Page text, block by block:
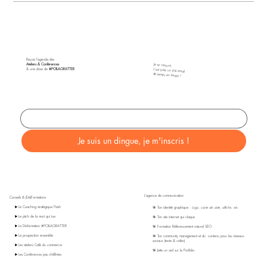
Je suis un dingue, je m'inscris !
Reçois l'agenda des
Ateliers & Conférences
& une dose de#POILAGRATTER
​Je te rassure,
c'est juste un p'tit email
de temps en temps !
Conseils & (Dé)Formations
▶️ Le Coaching stratégique Flash
▶️ Le pitch de la mort qui tue
▶️ La Dé-formation #POILAGRATTER
▶️ La prospection ensemble
▶️ Les ateliers Café du commerce
▶️ Les Conférences pas chi@ntes
L'agence de communication
🎯 Ton identité graphique :Logo, carte de visite, affiche, etc.
🎯 Ton site internet qui claque
🎯 Formation Référencement naturel SEO
🎯 Ton community management et du contenu pour les réseaux
sociaux (texte & vidéo)
🎯 Jette un œil sur le Portfolio